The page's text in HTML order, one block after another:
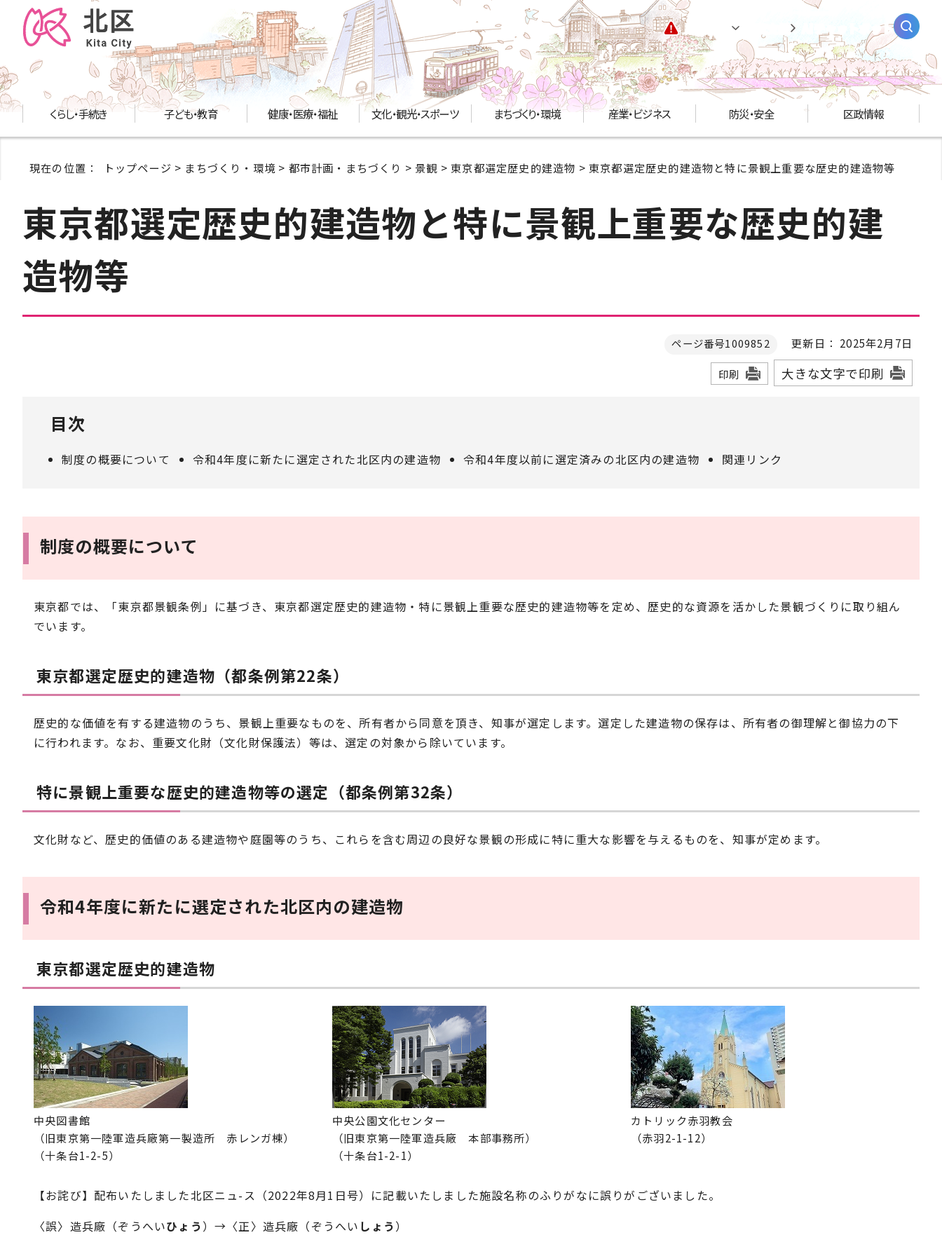
緊急情報 AIチャットボット
くらし・手続き 子ども・教育 健康・医療・福祉 文化・観光・スポーツ まちづくり・環境 産業・ビジネス 防災・安全 区政情報
現在の位置： トップページ > まちづくり・環境 > 都市計画・まちづくり >景観 >東京都選定歴史的建造物 > 東京都選定歴史的建造物と特に景観上重要な歴史的建造物等
東京都選定歴史的建造物と特に景観上重要な歴史的建
造物等
ページ番号1009852 更新日： 2025年2月7日
印刷 大きな文字で印刷
目次
制度の概要について 令和4年度に新たに選定された北区内の建造物 令和4年度以前に選定済みの北区内の建造物 関連リンク
制度の概要について
東京都では、「東京都景観条例」に基づき、東京都選定歴史的建造物・特に景観上重要な歴史的建造物等を定め、歴史的な資源を活かした景観づくりに取り組ん
でいます。
東京都選定歴史的建造物（都条例第22条）
歴史的な価値を有する建造物のうち、景観上重要なものを、所有者から同意を頂き、知事が選定します。選定した建造物の保存は、所有者の御理解と御協力の下
に行われます。なお、重要文化財（文化財保護法）等は、選定の対象から除いています。
特に景観上重要な歴史的建造物等の選定（都条例第32条）
文化財など、歴史的価値のある建造物や庭園等のうち、これらを含む周辺の良好な景観の形成に特に重大な影響を与えるものを、知事が定めます。
令和4年度に新たに選定された北区内の建造物
東京都選定歴史的建造物
中央図書館
（旧東京第一陸軍造兵廠第一製造所 赤レンガ棟）
（十条台1-2-5）
中央公園文化センター
（旧東京第一陸軍造兵廠 本部事務所）
（十条台1-2-1）
カトリック赤羽教会
（赤羽2-1-12）
【お詫び】配布いたしました北区ニュ-ス（2022年8月1日号）に記載いたしました施設名称のふりがなに誤りがございました。
〈誤〉造兵廠（ぞうへいひょう ）→〈正〉造兵廠（ぞうへい しょう ）